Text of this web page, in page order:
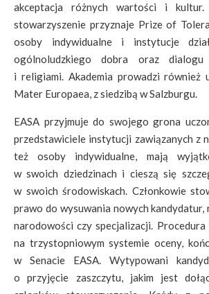
akceptacja różnych wartości i
stowarzyszenie przyznaje Prize of
osoby indywidualne i instytucje
ogólnoludzkiego dobra oraz dialogu
i religiami. Akademia prowadzi również
Mater Europaea, z siedzibą w Salzburgu.
EASA przyjmuje do swojego grona
przedstawiciele instytucji zawiązanych z
też osoby indywidualne, mają
w swoich dziedzinach i cieszą się
w swoich środowiskach. Członkowie
prawo do wysuwania nowych kandydatur,
narodowości czy specjalizacji.
na trzystopniowym systemie oceny,
w Senacie EASA. Wytypowani
o przyjęcie zaszczytu, jakim jest